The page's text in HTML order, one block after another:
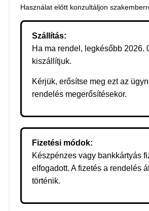
Használat előtt konzultáljon
Szállítás:
Ha ma rendel, legkésőbb 2026.
kiszállítjuk.
Kérjük, erősítse meg ezt az
rendelés megerősítésekor.
Fizetési módok:
Készpénzes vagy bankkártyás
elfogadott. A fizetés a rendelés
történik.